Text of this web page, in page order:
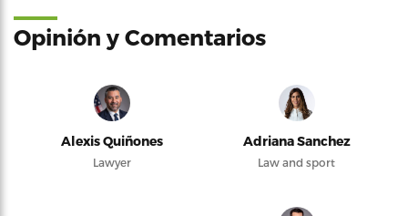
Opinión y Comentarios
Alexis Quiñones
Lawyer
Adriana Sanchez
Law and sport